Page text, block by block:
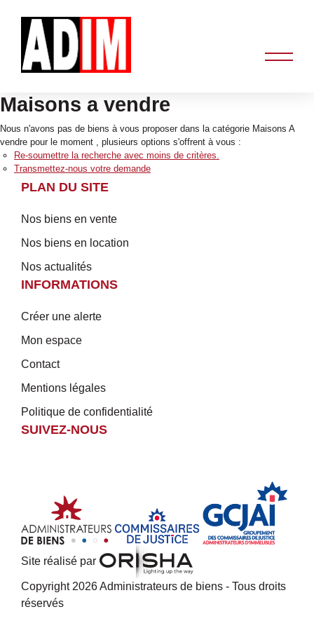
Maisons a vendre
Nous n'avons pas de biens à vous proposer dans la catégorie Maisons A
vendre pour le moment , plusieurs options s'offrent à vous :
Re-soumettre la recherche avec moins de critères.
Transmettez-nous votre demande
PLAN DU SITE
Nos biens en vente
Nos biens en location
Nos actualités
INFORMATIONS
Créer une alerte
Mon espace
Contact
Mentions légales
Politique de confidentialité
SUIVEZ-NOUS
Site réalisé par
Copyright 2026 Administrateurs de biens - Tous droits
réservés